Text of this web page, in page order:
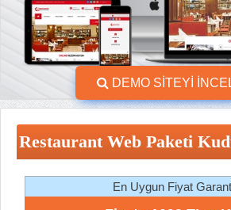
DEMO SİTEYİ
Restaurant Web Paketi
En Uygun Fiyat